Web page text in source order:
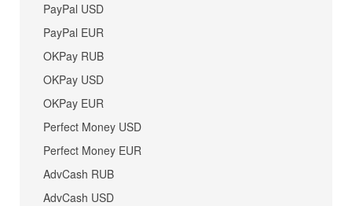
PayPal USD
PayPal EUR
OKPay RUB
OKPay USD
OKPay EUR
Perfect Money USD
Perfect Money EUR
AdvCash RUB
AdvCash USD